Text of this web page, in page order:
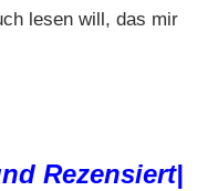
lesen will, das mir
Rezensiert|